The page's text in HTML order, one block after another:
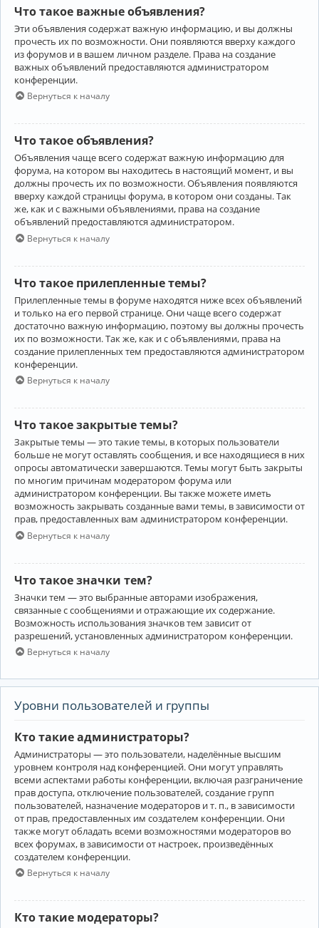
Что такое важные объявления?
Эти объявления содержат важную информацию, и вы должны
прочесть их по возможности. Они появляются вверху каждого
из форумов и в вашем личном разделе. Права на создание
важных объявлений предоставляются администратором
конференции.
Вернуться к началу
Что такое объявления?
Объявления чаще всего содержат важную информацию для
форума, на котором вы находитесь в настоящий момент, и вы
должны прочесть их по возможности. Объявления появляются
вверху каждой страницы форума, в котором они созданы. Так
же, как и с важными объявлениями, права на создание
объявлений предоставляются администратором.
Вернуться к началу
Что такое прилепленные темы?
Прилепленные темы в форуме находятся ниже всех объявлений
и только на его первой странице. Они чаще всего содержат
достаточно важную информацию, поэтому вы должны прочесть
их по возможности. Так же, как и с объявлениями, права на
создание прилепленных тем предоставляются администратором
конференции.
Вернуться к началу
Что такое закрытые темы?
Закрытые темы — это такие темы, в которых пользователи
больше не могут оставлять сообщения, и все находящиеся в них
опросы автоматически завершаются. Темы могут быть закрыты
по многим причинам модератором форума или
администратором конференции. Вы также можете иметь
возможность закрывать созданные вами темы, в зависимости от
прав, предоставленных вам администратором конференции.
Вернуться к началу
Что такое значки тем?
Значки тем — это выбранные авторами изображения,
связанные с сообщениями и отражающие их содержание.
Возможность использования значков тем зависит от
разрешений, установленных администратором конференции.
Вернуться к началу
Уровни пользователей и группы
Кто такие администраторы?
Администраторы — это пользователи, наделённые высшим
уровнем контроля над конференцией. Они могут управлять
всеми аспектами работы конференции, включая разграничение
прав доступа, отключение пользователей, создание групп
пользователей, назначение модераторов и т. п., в зависимости
от прав, предоставленных им создателем конференции. Они
также могут обладать всеми возможностями модераторов во
всех форумах, в зависимости от настроек, произведённых
создателем конференции.
Вернуться к началу
Кто такие модераторы?